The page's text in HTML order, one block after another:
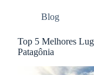
Blog
Top 5 Melhores
Patagônia